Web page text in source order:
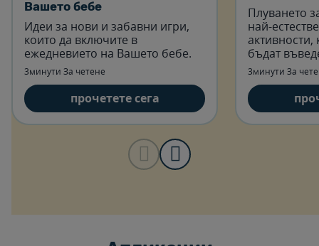
Вашето бебе
Идеи за нови и забавни игри,
които да включите в
ежедневието на Вашето бебе.
3минути За четене
прочетете сега
Плуването
най-
активности,
бъдат
месеци от
3минути За